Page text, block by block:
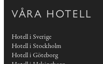
VÅRA HOTELL
Hotell i Sverige
Hotell i Stockholm
Hotell i Göteborg